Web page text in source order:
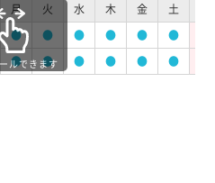
月 火 水 木 金 土
● ● ● ● ● ●
● ● ● ● ● ●
ルできます